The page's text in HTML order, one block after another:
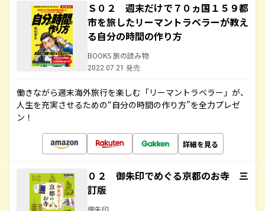
Ｓ０２ 週末だけで７０ヵ国１５９都
市を旅したリーマントラベラーが教え
る自分の時間の作り方
BOOKS 旅の読み物
2022.07.21 発売
働きながら週末海外旅行を楽しむ「リーマントラベラー」が、
人生を充実させるための“自分の時間の作り方”を全力プレゼ
ン！
詳細を見る
０２ 御朱印でめぐる京都のお寺 三
訂版
御朱印